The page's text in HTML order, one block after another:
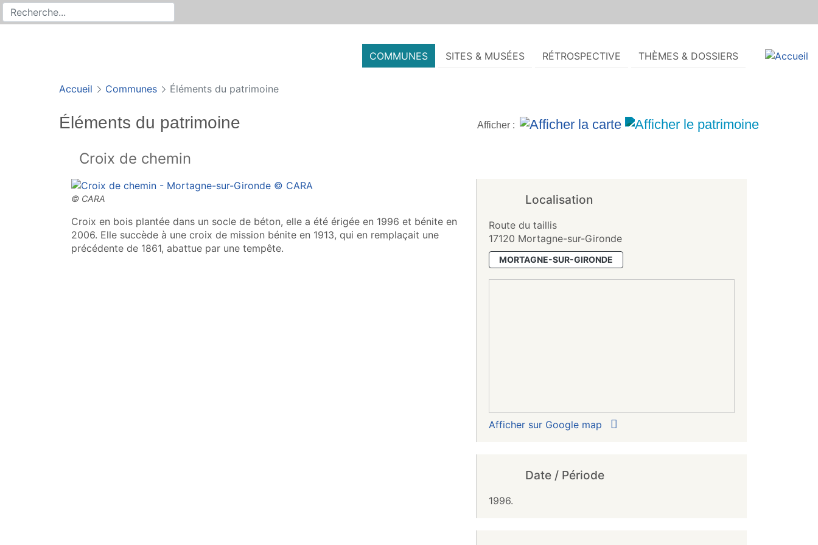
Recherche sur le site
Rechercher
COMMUNES SITES & MUSÉES RÉTROSPECTIVE THÈMES & DOSSIERS
Accueil Communes Éléments du patrimoine
Afficher :
Éléments du patrimoine
Croix de chemin
Croix en bois plantée dans un socle de béton, elle a été érigée en 1996 et bénite en
2006. Elle succède à une croix de mission bénite en 1913, qui en remplaçait une
précédente de 1861, abattue par une tempête.
Localisation
Route du taillis
17120 Mortagne-sur-Gironde
MORTAGNE-SUR-GIRONDE
Afficher sur Google map
Date / Période
1996.